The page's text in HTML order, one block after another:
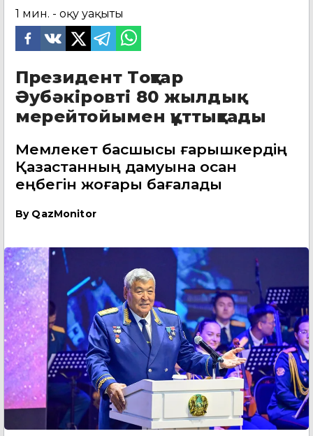
1 мин. - оқу уақыты
Президент Тоқтар
Әубәкіровті 80 жылдық
мерейтойымен құттықтады
Мемлекет басшысы ғарышкердің
Қазақстанның дамуына қосқан
еңбегін жоғары бағалады
By QazMonitor